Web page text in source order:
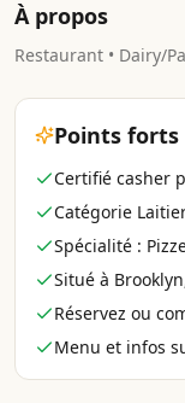
À propos
Restaurant • Dairy/
Points forts
Certifié casher
Catégorie
Spécialité :
Situé à
Réservez ou
Menu et infos